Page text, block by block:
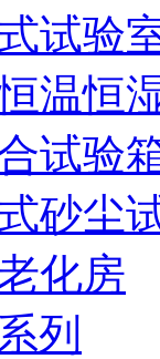
试验
温恒
试验
砂尘
化房
列